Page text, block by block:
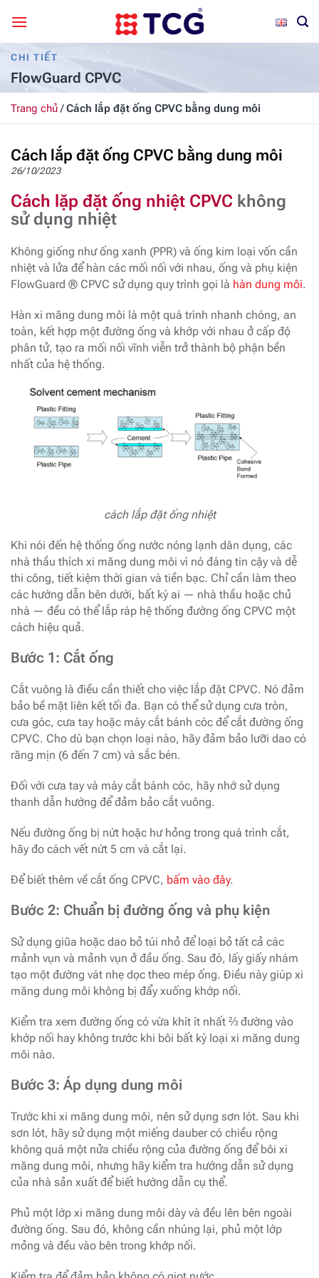
qua
nội
dungCHI TIẾT
FlowGuard CPVC
Trang chủ/Cách lắp đặt ống CPVC bằng dung môi
Cách lắp đặt ống CPVC bằng dung môi
26/10/2023
Cách lặp đặt ống nhiệt CPVC không
sử dụng nhiệt
Không giống như ống xanh (PPR) và ống kim loại vốn cần
nhiệt và lửa để hàn các mối nối với nhau, ống và phụ kiện
FlowGuard ® CPVC sử dụng quy trình gọi là hàn dung môi.
Hàn xi măng dung môi là một quá trình nhanh chóng, an
toàn, kết hợp một đường ống và khớp với nhau ở cấp độ
phân tử, tạo ra mối nối vĩnh viễn trở thành bộ phận bền
nhất của hệ thống.
cách lắp đặt ống nhiệt
Khi nói đến hệ thống ống nước nóng lạnh dân dụng, các
nhà thầu thích xi măng dung môi vì nó đáng tin cậy và dễ
thi công, tiết kiệm thời gian và tiền bạc. Chỉ cần làm theo
các hướng dẫn bên dưới, bất kỳ ai — nhà thầu hoặc chủ
nhà — đều có thể lắp ráp hệ thống đường ống CPVC một
cách hiệu quả.
Bước 1: Cắt ống
Cắt vuông là điều cần thiết cho việc lắp đặt CPVC. Nó đảm
bảo bề mặt liên kết tối đa. Bạn có thể sử dụng cưa tròn,
cưa góc, cưa tay hoặc máy cắt bánh cóc để cắt đường ống
CPVC. Cho dù bạn chọn loại nào, hãy đảm bảo lưỡi dao có
răng mịn (6 đến 7 cm) và sắc bén.
Đối với cưa tay và máy cắt bánh cóc, hãy nhớ sử dụng
thanh dẫn hướng để đảm bảo cắt vuông.
Nếu đường ống bị nứt hoặc hư hỏng trong quá trình cắt,
hãy đo cách vết nứt 5 cm và cắt lại.
Để biết thêm về cắt ống CPVC, bấm vào đây.
Bước 2: Chuẩn bị đường ống và phụ kiện
Sử dụng giũa hoặc dao bỏ túi nhỏ để loại bỏ tất cả các
mảnh vụn và mảnh vụn ở đầu ống. Sau đó, lấy giấy nhám
tạo một đường vát nhẹ dọc theo mép ống. Điều này giúp xi
măng dung môi không bị đẩy xuống khớp nối.
Kiểm tra xem đường ống có vừa khít ít nhất ⅔ đường vào
khớp nối hay không trước khi bôi bất kỳ loại xi măng dung
môi nào.
Bước 3: Áp dụng dung môi
Trước khi xi măng dung môi, nên sử dụng sơn lót. Sau khi
sơn lót, hãy sử dụng một miếng dauber có chiều rộng
không quá một nửa chiều rộng của đường ống để bôi xi
măng dung môi, nhưng hãy kiểm tra hướng dẫn sử dụng
của nhà sản xuất để biết hướng dẫn cụ thể.
Phủ một lớp xi măng dung môi dày và đều lên bên ngoài
đường ống. Sau đó, không cần nhúng lại, phủ một lớp
mỏng và đều vào bên trong khớp nối.